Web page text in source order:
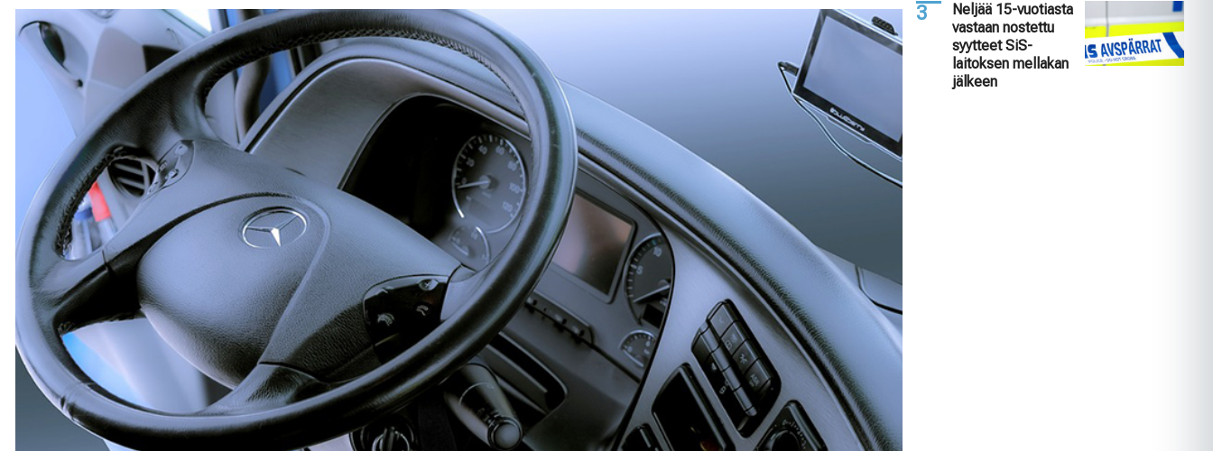
Neljää 15-vuotiasta
vastaan nostettu
syytteet SiS-
laitoksen mellakan
jälkeen